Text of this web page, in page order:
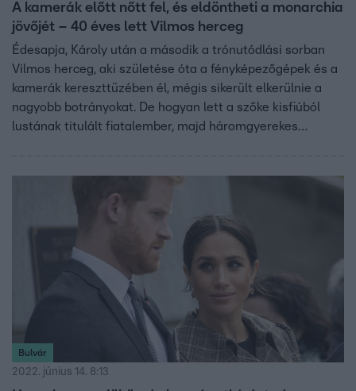
A kamerák előtt nőtt fel, és eldöntheti a monarchia
jövőjét – 40 éves lett Vilmos herceg
Édesapja, Károly után a második a trónutódlási sorban
Vilmos herceg, aki születése óta a fényképezőgépek és a
kamerák kereszttüzében él, mégis sikerült elkerülnie a
nagyobb botrányokat. De hogyan lett a szőke kisfiúból
lustának titulált fiatalember, majd háromgyerekes
Bulvár
2022. június 14. 8:13